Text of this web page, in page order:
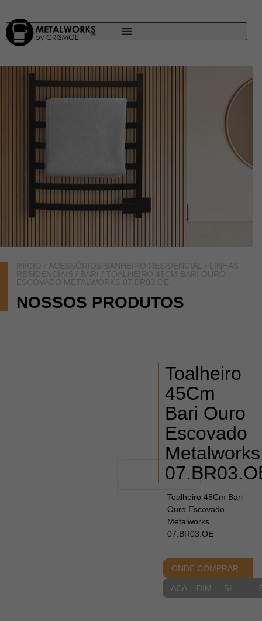
INÍCIO / ACESSÓRIOS BANHEIRO RESIDENCIAL /
LINHAS
RESIDENCIAIS / BARI
/ TOALHEIRO 45CM BARI OURO
ESCOVADO METALWORKS 07.BR03.OE
NOSSOS PRODUTOS
Toalheiro
45Cm
Bari Ouro
Escovado
Metalworks
Toalheiro 45Cm Bari
Ouro Escovado
Metalworks
07.BR03.OE
ONDE COMPRAR
ACABAMENTOS
DIMENSIONAIS